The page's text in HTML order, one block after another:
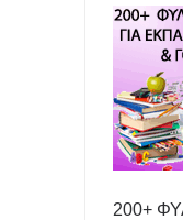
200+